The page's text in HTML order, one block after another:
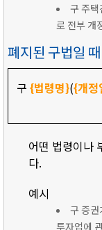
구 주
로 전부 개
폐지된 구법일 때
구 {법령명}({개정
어떤 법령이나
다.
예시
구 증
투자업에